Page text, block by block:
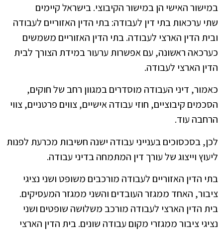
במישור האישי הן במישור הקיבוצי. בישראל קיימים
שתי ערכאות בתי דין לעבודה: בתי הדין האזוריים לעבודה
ובית הדין הארצי לעבודה. בתי הדין האזוריים משמשים
כערכאה ראשונה, עם אפשרות ערעור במידת הצורך לבית
הדין הארצי לעבודה.
כאמור, דיני העבודה מוסדרים במגוון רחב של חוקים,
הסכמים קיבוציים, חוזי עבודה אישיים, צווים פרטניים, צווי
הרחבה עוד.
לכן, בסכסוכים בענייני עבודה ישנה חשיבות מכרעת לפנות
ליעוץ וייצוג של עורך דין המתמחה בדיני עבודה.
בתי הדין האזוריים לעבודה מורכבים משופט ושני נציגי
ציבור, האחד ממגזר העובדים והשני ממגזר המעסיקים.
בית הדין הארצי לעבודה מורכב משלושה שופטים ושני
נציגי ציבור ממגזרי מקום עבודה שונים. בית הדין הארצי